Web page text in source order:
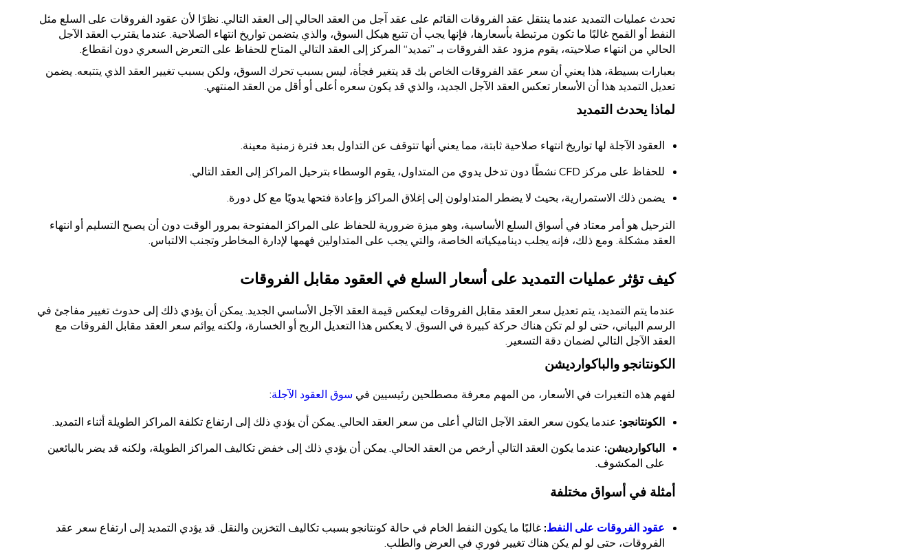
تحدث عمليات التمديد عندما ينتقل عقد الفروقات القائم على عقد آجل من العقد الحالي إلى العقد التالي. نظرًا لأن عقود الفروقات على السلع مثل
النفط أو القمح غالبًا ما تكون مرتبطة بأسعارها، فإنها يجب أن تتبع هيكل السوق، والذي يتضمن تواريخ انتهاء الصلاحية. عندما يقترب العقد الآجل
الحالي من انتهاء صلاحيته، يقوم مزود عقد الفروقات بـ ”تمديد“ المركز إلى العقد التالي المتاح للحفاظ على التعرض السعري دون انقطاع.
بعبارات بسيطة، هذا يعني أن سعر عقد الفروقات الخاص بك قد يتغير فجأة، ليس بسبب تحرك السوق، ولكن بسبب تغيير العقد الذي يتتبعه. يضمن
تعديل التمديد هذا أن الأسعار تعكس العقد الآجل الجديد، والذي قد يكون سعره أعلى أو أقل من العقد المنتهي.
لماذا يحدث التمديد
العقود الآجلة لها تواريخ انتهاء صلاحية ثابتة، مما يعني أنها تتوقف عن التداول بعد فترة زمنية معينة.
للحفاظ على مركز CFD نشطًا دون تدخل يدوي من المتداول، يقوم الوسطاء بترحيل المراكز إلى العقد التالي.
يضمن ذلك الاستمرارية، بحيث لا يضطر المتداولون إلى إغلاق المراكز وإعادة فتحها يدويًا مع كل دورة.
الترحيل هو أمر معتاد في أسواق السلع الأساسية، وهو ميزة ضرورية للحفاظ على المراكز المفتوحة بمرور الوقت دون أن يصبح التسليم أو انتهاء
العقد مشكلة. ومع ذلك، فإنه يجلب ديناميكياته الخاصة، والتي يجب على المتداولين فهمها لإدارة المخاطر وتجنب الالتباس.
كيف تؤثر عمليات التمديد على أسعار السلع في العقود مقابل الفروقات
عندما يتم التمديد، يتم تعديل سعر العقد مقابل الفروقات ليعكس قيمة العقد الآجل الأساسي الجديد. يمكن أن يؤدي ذلك إلى حدوث تغيير مفاجئ في
الرسم البياني، حتى لو لم تكن هناك حركة كبيرة في السوق. لا يعكس هذا التعديل الربح أو الخسارة، ولكنه يوائم سعر العقد مقابل الفروقات مع
العقد الآجل التالي لضمان دقة التسعير.
الكونتانجو والباكوارديشن
لفهم هذه التغيرات في الأسعار، من المهم معرفة مصطلحين رئيسيين في سوق العقود الآجلة:
الكونتانجو: عندما يكون سعر العقد الآجل التالي أعلى من سعر العقد الحالي. يمكن أن يؤدي ذلك إلى ارتفاع تكلفة المراكز الطويلة أثناء التمديد.
الباكوارديشن: عندما يكون العقد التالي أرخص من العقد الحالي. يمكن أن يؤدي ذلك إلى خفض تكاليف المراكز الطويلة، ولكنه قد يضر بالبائعين
على المكشوف.
أمثلة في أسواق مختلفة
عقود الفروقات على النفط: غالبًا ما يكون النفط الخام في حالة كونتانجو بسبب تكاليف التخزين والنقل. قد يؤدي التمديد إلى ارتفاع سعر عقد
الفروقات، حتى لو لم يكن هناك تغيير فوري في العرض والطلب.